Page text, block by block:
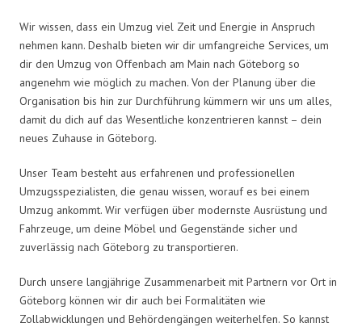
Wir wissen, dass ein Umzug viel Zeit und Energie in Anspruch
nehmen kann. Deshalb bieten wir dir umfangreiche Services, um
dir den Umzug von Offenbach am Main nach Göteborg so
angenehm wie möglich zu machen. Von der Planung über die
Organisation bis hin zur Durchführung kümmern wir uns um alles,
damit du dich auf das Wesentliche konzentrieren kannst – dein
neues Zuhause in Göteborg.
Unser Team besteht aus erfahrenen und professionellen
Umzugsspezialisten, die genau wissen, worauf es bei einem
Umzug ankommt. Wir verfügen über modernste Ausrüstung und
Fahrzeuge, um deine Möbel und Gegenstände sicher und
zuverlässig nach Göteborg zu transportieren.
Durch unsere langjährige Zusammenarbeit mit Partnern vor Ort in
Göteborg können wir dir auch bei Formalitäten wie
Zollabwicklungen und Behördengängen weiterhelfen. So kannst